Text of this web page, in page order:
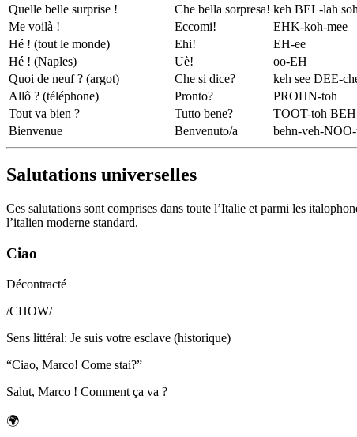
Quelle belle surprise !
Che bella sorpresa! keh BEL-lah
Me voilà !
Eccomi! EHK-koh-mee
Hé ! (tout le monde)
Ehi! EH-ee
Hé ! (Naples)
Uè! oo-EH
Quoi de neuf ? (argot)
Che si dice? keh see DEE-
Allô ? (téléphone)
Pronto? PROHN-toh
Tout va bien ?
Tutto bene? TOOT-toh
Bienvenue
Benvenuto/a behn-veh-
Salutations universelles
Ces salutations sont comprises dans toute l’Italie et parmi les
l’italien moderne standard.
Ciao
Décontracté
/CHOW/
Sens littéral: Je suis votre esclave (historique)
“Ciao, Marco! Come stai?”
Salut, Marco ! Comment ça va ?
🌍